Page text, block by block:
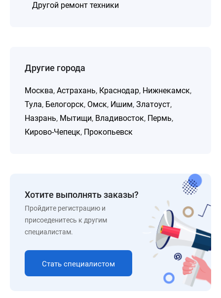
Другой ремонт техники
Другие города
Москва, Астрахань, Краснодар, Нижнекамск,
Тула, Белогорск, Омск, Ишим, Златоуст,
Назрань, Мытищи, Владивосток, Пермь,
Кирово-Чепецк, Прокопьевск
Хотите выполнять заказы?
Пройдите регистрацию и
присоеденитесь к другим
специалистам.
Стать специалистом